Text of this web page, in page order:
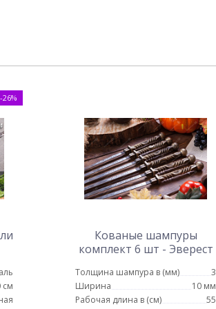
-26%
см
Кованые шампуры
комплект 6 шт - Эверест
Толщина шампура в (мм)
3
Ширина
10 мм
Рабочая длина в (см)
55